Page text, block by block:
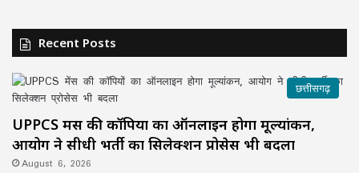
Recent Posts
छत्तीसगढ़
UPPCS मेंस की कॉपियों का ऑनलाइन होगा मूल्यांकन,
आयोग ने सीधी भर्ती का सिलेक्शन प्रोसेस भी बदला
August 6, 2026